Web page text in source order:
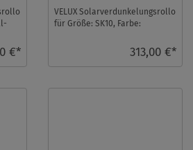
€*
VELUX Solarverdunkelungsrollo
für Größe: SK10, Farbe:
homecontrol kompa ...313,00 €*